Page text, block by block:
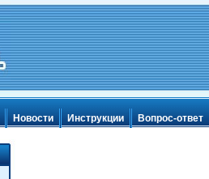
Новости Инструкции Вопрос-ответ